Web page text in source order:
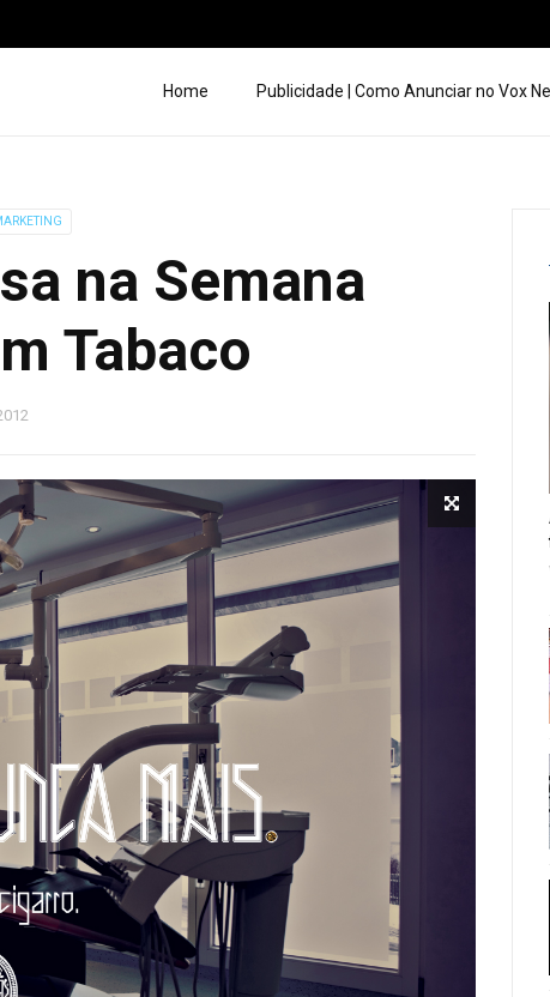
Home Publicidade | Como Anunciar no Vox
na Semana
Tabaco